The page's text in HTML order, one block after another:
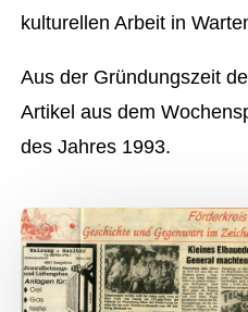
kulturellen Arbeit in
Aus der Gründungszeit
Artikel aus dem
des Jahres 1993.